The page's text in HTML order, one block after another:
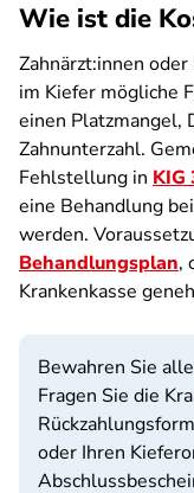
Wie ist die
Zahnärzt:innen
im Kiefer mögliche
einen Platzmangel,
Zahnunterzahl.
Fehlstellung in KIG
eine Behandlung
werden.
Behandlungsplan,
Krankenkasse
Bewahren Sie
Fragen Sie die
oder Ihren